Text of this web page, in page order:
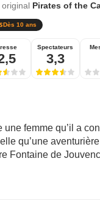
original Pirates of the
Dès 10 ans
Spectateurs
3,3
femme qu’il a
qu’une
Fontaine de